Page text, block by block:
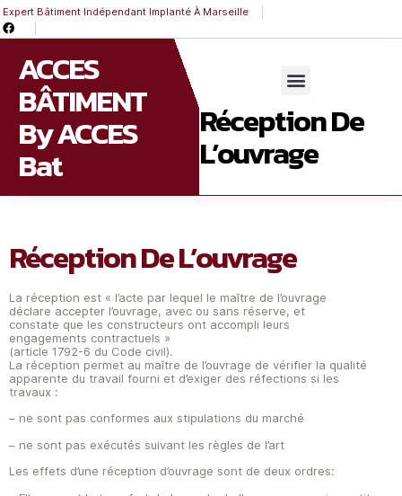
Expert Bâtiment Indépendant Implanté À Marseille
ACCES
BÂTIMENT
By ACCES
Bat
Réception De
L’ouvrage
Réception De L’ouvrage
La réception est « l’acte par lequel le maître de l’ouvrage
déclare accepter l’ouvrage, avec ou sans réserve, et
constate que les constructeurs ont accompli leurs
engagements contractuels »
(article 1792-6 du Code civil).
La réception permet au maître de l’ouvrage de vérifier la qualité
apparente du travail fourni et d’exiger des réfections si les
travaux :
– ne sont pas conformes aux stipulations du marché
– ne sont pas exécutés suivant les règles de l’art
Les effets d’une réception d’ouvrage sont de deux ordres: